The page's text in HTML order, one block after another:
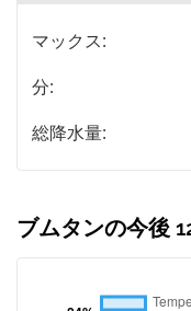
マックス:
分:
総降水量:
ブムタンの今後